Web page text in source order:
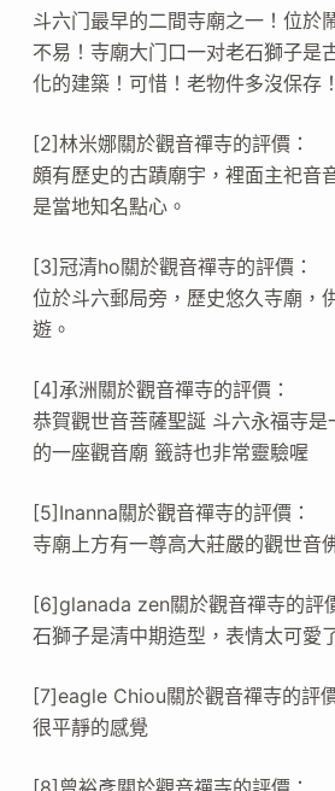
斗六门最早的二間寺廟之一！位於
不易！寺廟大门口一对老石獅子是
化的建築！可惜！老物件多沒保存
[2]林米娜關於觀音禪寺的評價：
頗有歷史的古蹟廟宇，裡面主祀音
是當地知名點心。
[3]冠清ho關於觀音禪寺的評價：
位於斗六郵局旁，歷史悠久寺廟，
遊。
[4]承洲關於觀音禪寺的評價：
恭賀觀世音菩薩聖誕 斗六永福寺
的一座觀音廟 籤詩也非常靈驗喔
[5]Inanna關於觀音禪寺的評價：
寺廟上方有一尊高大莊嚴的觀世音
[6]glanada zen關於觀音禪寺的評
石獅子是清中期造型，表情太可愛
[7]eagle Chiou關於觀音禪寺的評
很平靜的感覺